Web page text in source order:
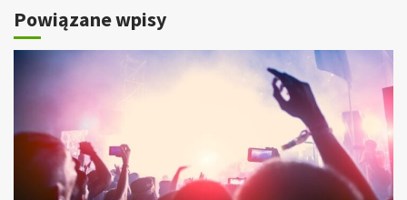
Powiązane wpisy